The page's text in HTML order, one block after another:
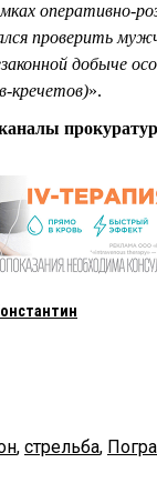
оперативно-
проверить
добыче
кречетов)».
, стрельба,